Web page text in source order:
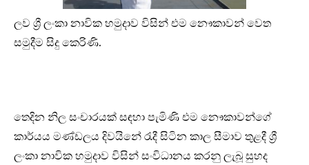
ලව ශ්‍රී ලංකා නාවික හමුදාව විසින් එම නෞකාවන් වෙත
සමුදීම සිදු කෙරිණි.
තෙදින නිල සංචාරයක් සඳහා පැමිණි එම නෞකාවන්ගේ
කාර්යය මණ්ඩලය දිවයිනේ රැදී සිටින කාල සීමාව තුළදී ශ්‍රී
ලංකා නාවික හමුදාව විසින් සංවිධානය කරනු ලැබූ සුහද